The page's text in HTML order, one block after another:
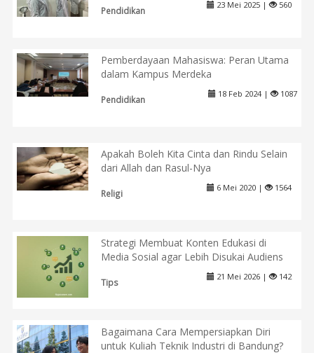
Pendidikan
23 Mei 2025 | 560
Pemberdayaan Mahasiswa: Peran Utama
dalam Kampus Merdeka
Pendidikan
18 Feb 2024 | 1087
Apakah Boleh Kita Cinta dan Rindu Selain
dari Allah dan Rasul-Nya
Religi
6 Mei 2020 | 1564
Strategi Membuat Konten Edukasi di
Media Sosial agar Lebih Disukai Audiens
Tips
21 Mei 2026 | 142
Bagaimana Cara Mempersiapkan Diri
untuk Kuliah Teknik Industri di Bandung?